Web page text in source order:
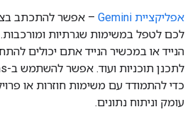
אפליקציית Gemini
הנייד או במכשיר הנייד אתם יכולים
כדי להתמודד עם משימות חוזרות או
עומק וניתוח נתונים.